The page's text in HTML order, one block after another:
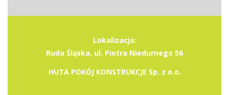
Lokalizacja:
Ruda Śląska, ul. Piotra Niedurnego 56
HUTA POKÓJ KONSTRUKCJE Sp. z o.o.